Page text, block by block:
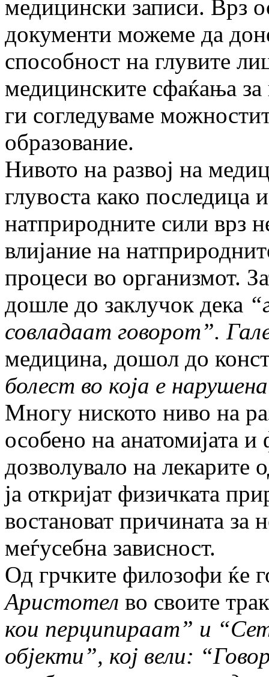
медицински записи. Врз
документи можеме да
способност на глувите
медицинските сфаќања за
ги согледуваме
образование.
Нивото на развој на
глувоста како последица
натприродните сили врз
влијание на
процеси во организмот.
дошле до заклучок дека
совладаат говорот”.
медицина, дошол до
болест во која е
Многу ниското ниво на
особено на анатомијата
дозволувало на лекарите
ја откријат физичката
востановат причината за
меѓусебна зависност.
Од грчките филозофи ќе
Аристотел во своите
кои перципираат” и
објекти”, кој вели: